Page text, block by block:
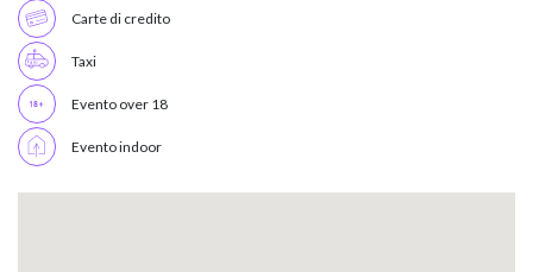
Carte di credito
Taxi
Evento over 18
Evento indoor